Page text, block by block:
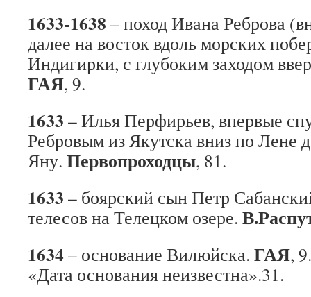
1633-1638 – поход Ивана Реброва
далее на восток вдоль морских
Индигирки, с глубоким заходом
ГАЯ, 9.
1633 – Илья Перфирьев, впервые
Ребровым из Якутска вниз по Лене
Яну. Первопроходцы, 81.
1633 – боярский сын Петр
телесов на Телецком озере.
1634 – основание Вилюйска. ГАЯ,
«Дата основания неизвестна».31.